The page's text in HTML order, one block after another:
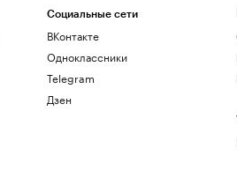
Социальные сети
ВКонтакте
Одноклассники
Telegram
Дзен